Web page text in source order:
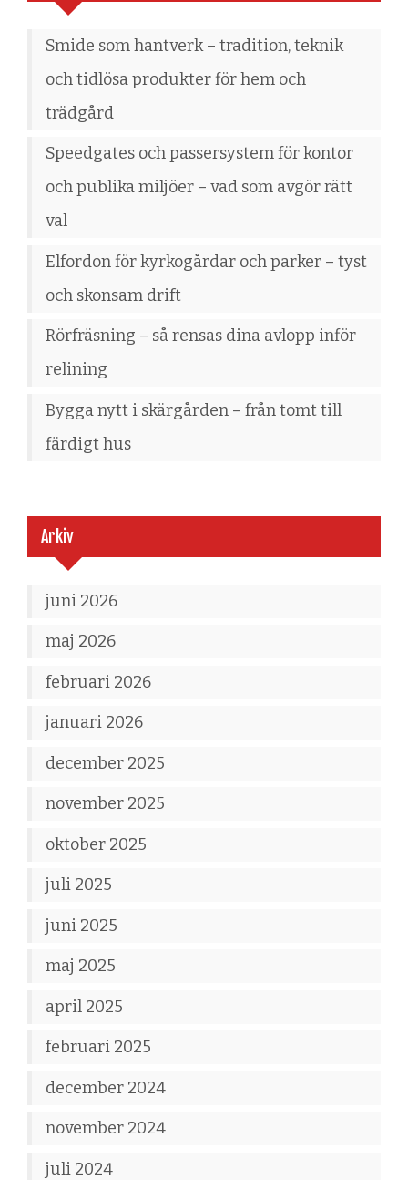
Smide som hantverk – tradition, teknik
och tidlösa produkter för hem och
trädgård
Speedgates och passersystem för kontor
och publika miljöer – vad som avgör rätt
val
Elfordon för kyrkogårdar och parker – tyst
och skonsam drift
Rörfräsning – så rensas dina avlopp inför
relining
Bygga nytt i skärgården – från tomt till
färdigt hus
Arkiv
juni 2026
maj 2026
februari 2026
januari 2026
december 2025
november 2025
oktober 2025
juli 2025
juni 2025
maj 2025
april 2025
februari 2025
december 2024
november 2024
juli 2024